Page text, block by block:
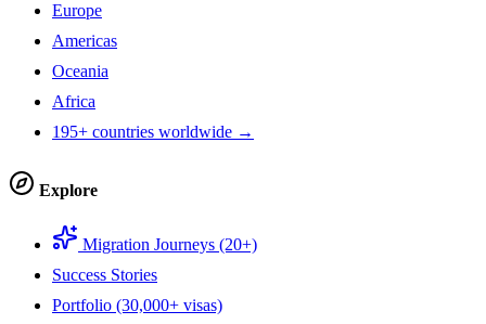
Europe
Americas
Oceania
Africa
195+ countries worldwide →
Explore
Migration Journeys (20+)
Success Stories
Portfolio (30,000+ visas)